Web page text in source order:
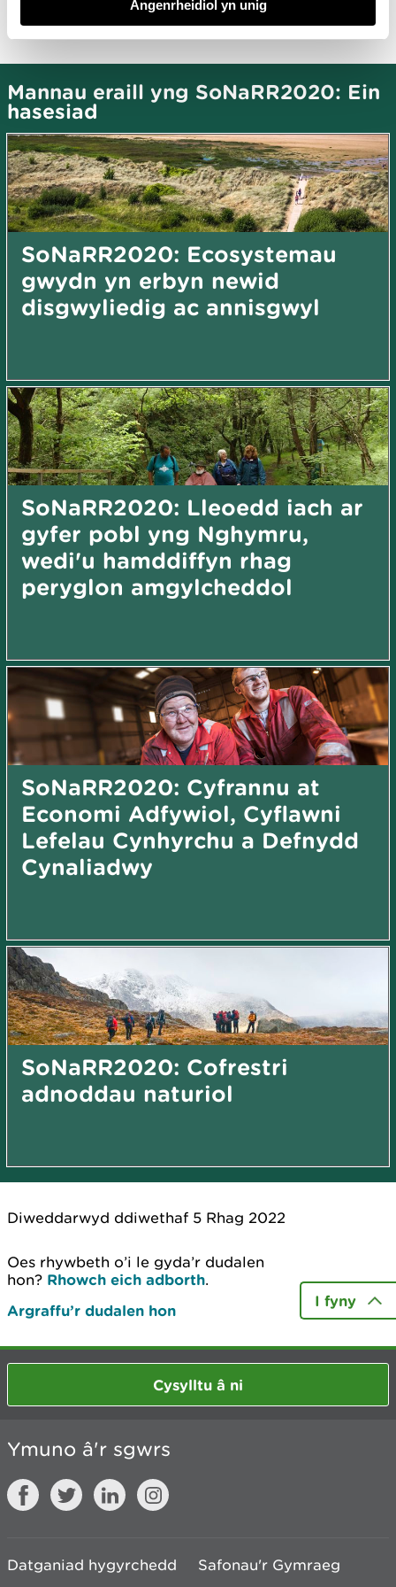
Angenrheidiol yn unig
gwella stociau adnoddau naturiol
Mannau eraill yng SoNaRR2020: Ein
hasesiad
SoNaRR2020: Ecosystemau
gwydn yn erbyn newid
disgwyliedig ac annisgwyl
SoNaRR2020: Lleoedd iach ar
gyfer pobl yng Nghymru,
wedi'u hamddiffyn rhag
peryglon amgylcheddol
SoNaRR2020: Cyfrannu at
Economi Adfywiol, Cyflawni
Lefelau Cynhyrchu a Defnydd
Cynaliadwy
SoNaRR2020: Cofrestri
adnoddau naturiol
Diweddarwyd ddiwethaf 5 Rhag 2022
Oes rhywbeth o’i le gyda’r dudalen
hon? Rhowch eich adborth.
Argraffu’r dudalen hon
I fyny
Cysylltu â ni
Ymuno â'r sgwrs
Datganiad hygyrchedd Safonau'r Gymraeg